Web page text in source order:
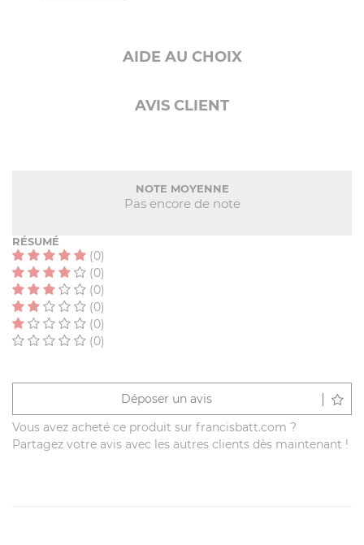
AIDE AU CHOIX
AVIS CLIENT
NOTE MOYENNE
Pas encore de note
RÉSUMÉ
(0)
(0)
(0)
(0)
(0)
(0)
Déposer un avis
Vous avez acheté ce produit sur francisbatt.com ?
Partagez votre avis avec les autres clients dès maintenant !